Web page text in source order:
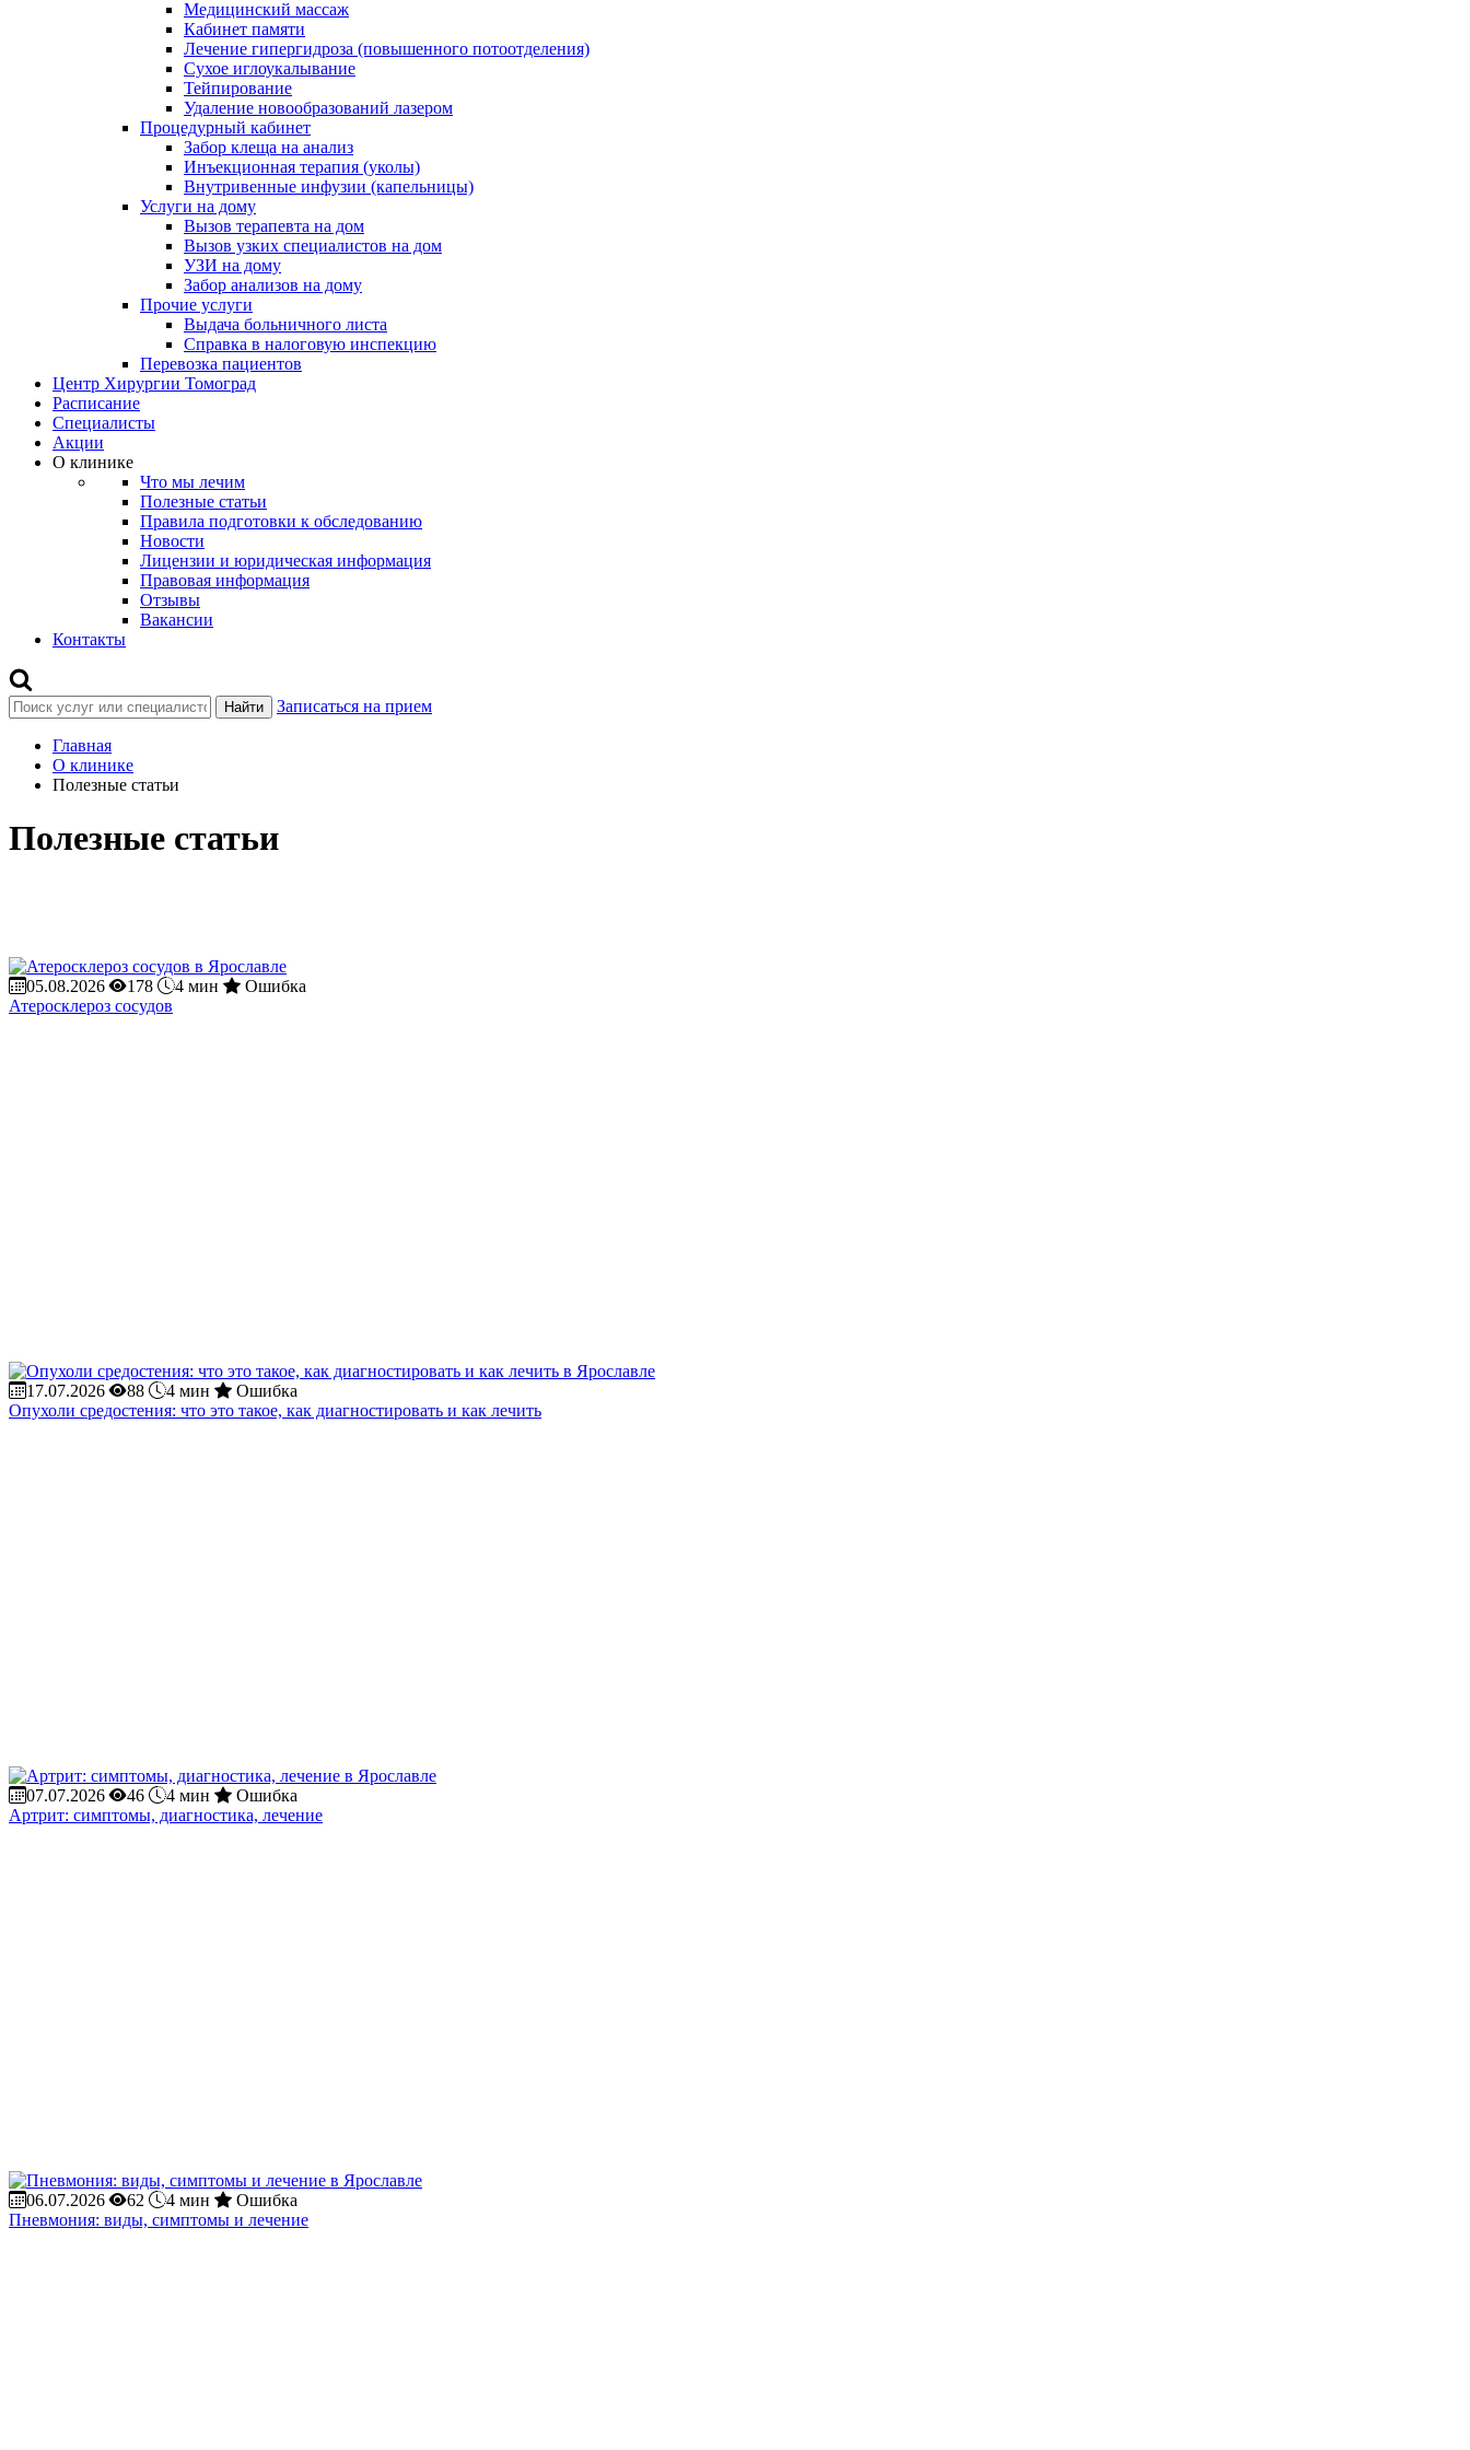
Медицинский массаж
Кабинет памяти
Лечение гипергидроза (повышенного потоотделения)
Сухое иглоукалывание
Тейпирование
Удаление новообразований лазером
Процедурный кабинет
Забор клеща на анализ
Инъекционная терапия (уколы)
Внутривенные инфузии (капельницы)
Услуги на дому
Вызов терапевта на дом
Вызов узких специалистов на дом
УЗИ на дому
Забор анализов на дому
Прочие услуги
Выдача больничного листа
Справка в налоговую инспекцию
Перевозка пациентов
Центр Хирургии Томоград
Расписание
Специалисты
Акции
О клинике
Что мы лечим
Полезные статьи
Правила подготовки к обследованию
Новости
Лицензии и юридическая информация
Правовая информация
Отзывы
Вакансии
Контакты
Найти Записаться на прием
Главная
О клинике
Полезные статьи
Полезные статьи
05.08.2026 178 4 мин
Ошибка
Атеросклероз сосудов
17.07.2026 88 4 мин
Ошибка
Опухоли средостения: что это такое, как диагностировать и как лечить
07.07.2026 46 4 мин
Ошибка
Артрит: симптомы, диагностика, лечение
06.07.2026 62 4 мин
Ошибка
Пневмония: виды, симптомы и лечение